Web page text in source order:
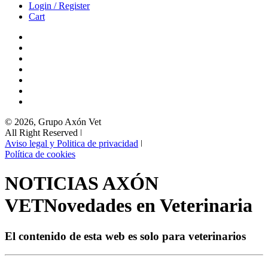
Login / Register
Cart
© 2026, Grupo Axón Vet
All Right Reserved ǀ
Aviso legal y Politica de privacidad ǀ
Política de cookies
NOTICIAS AXÓN
VETNovedades en Veterinaria
El contenido de esta web es solo para veterinarios